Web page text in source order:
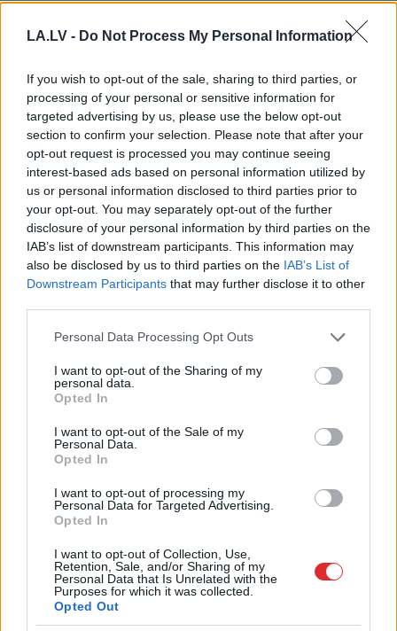
LA.LV - Do Not Process My Personal Information
If you wish to opt-out of the sale, sharing to third parties, or
processing of your personal or sensitive information for
targeted advertising by us, please use the below opt-out
section to confirm your selection. Please note that after your
opt-out request is processed you may continue seeing
interest-based ads based on personal information utilized by
us or personal information disclosed to third parties prior to
your opt-out. You may separately opt-out of the further
disclosure of your personal information by third parties on the
IAB’s list of downstream participants. This information may
also be disclosed by us to third parties on the IAB’s List of
Downstream Participants that may further disclose it to other
Please note that this website/app uses one or more Google
not limited to your visit or usage behaviour. You may click to
grant or deny consent to Google and its third-party tags to
use your data for below specified purposes in below Google
consent section.
Personal Data Processing Opt Outs
I want to opt-out of the Sharing of my
personal data.
Opted In
I want to opt-out of the Sale of my
Personal Data.
Opted In
I want to opt-out of processing my
Personal Data for Targeted Advertising.
Opted In
I want to opt-out of Collection, Use,
Retention, Sale, and/or Sharing of my
Personal Data that Is Unrelated with the
Purposes for which it was collected.
Opted Out
Ukraina trāpījusi Krievijas biznesa sirdī?
“Izlīdaārā velniņš” – Kulbergam sanācis
visai neveikls kašķis ar žurnālistu Ivo
Leitānu
Devās pārgājienā, bet no tā neatgriezās…
Atklājas jaunas detaļas par Klāsa Vāveres
pēdējām dzīves dienām
“Šausmāsgribas noskurināties!” Pircējs
pie bulciņu stenda